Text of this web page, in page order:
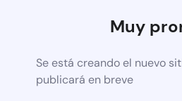
Muy
Se está creando el nuevo
publicará en breve